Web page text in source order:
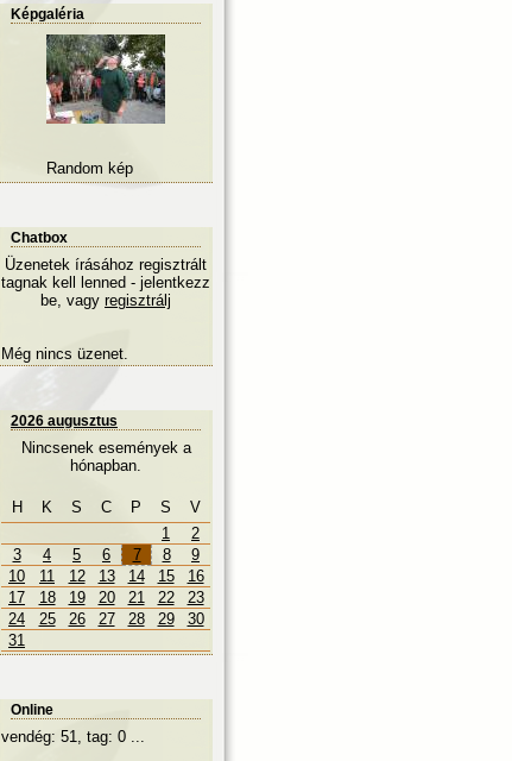
Képgaléria
Random kép
Chatbox
Üzenetek írásához regisztrált
tagnak kell lenned - jelentkezz
be, vagy regisztrálj
Még nincs üzenet.
2026 augusztus
Nincsenek események a
hónapban.
H K S C P S
V
1
2
3
4 5 6 7 8
9
10
11 12 13 14 15
16
17
18 19 20 21 22
23
24
25 26 27 28 29
30
31
Online
vendég: 51, tag: 0 ...